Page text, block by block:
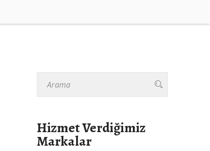
Hizmet Verdiğimiz
Markalar